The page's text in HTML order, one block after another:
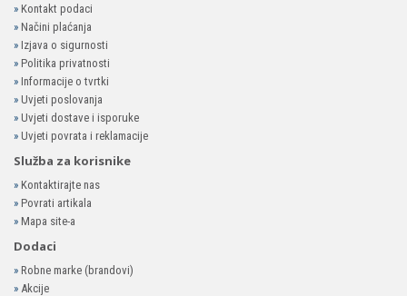
» Kontakt podaci
» Načini plaćanja
» Izjava o sigurnosti
» Politika privatnosti
» Informacije o tvrtki
» Uvjeti poslovanja
» Uvjeti dostave i isporuke
» Uvjeti povrata i reklamacije
Služba za korisnike
» Kontaktirajte nas
» Povrati artikala
» Mapa site-a
Dodaci
» Robne marke (brandovi)
» Akcije